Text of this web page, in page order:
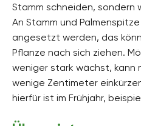
Stamm schneiden, sondern
An Stamm und
angesetzt werden, das
Pflanze nach sich ziehen.
weniger stark wächst, kann
wenige Zentimeter
hierfür ist im Frühjahr,